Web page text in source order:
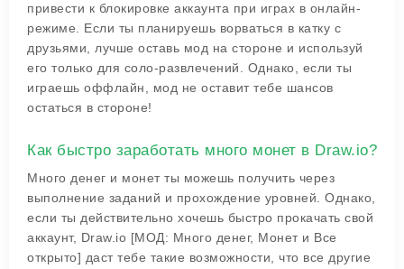
привести к блокировке аккаунта при играх в онлайн-
режиме. Если ты планируешь ворваться в катку с
друзьями, лучше оставь мод на стороне и используй
его только для соло-развлечений. Однако, если ты
играешь оффлайн, мод не оставит тебе шансов
остаться в стороне!
Как быстро заработать много монет в Draw.io?
Много денег и монет ты можешь получить через
выполнение заданий и прохождение уровней. Однако,
если ты действительно хочешь быстро прокачать свой
аккаунт, Draw.io [МОД: Много денег, Монет и Все
открыто] даст тебе такие возможности, что все другие